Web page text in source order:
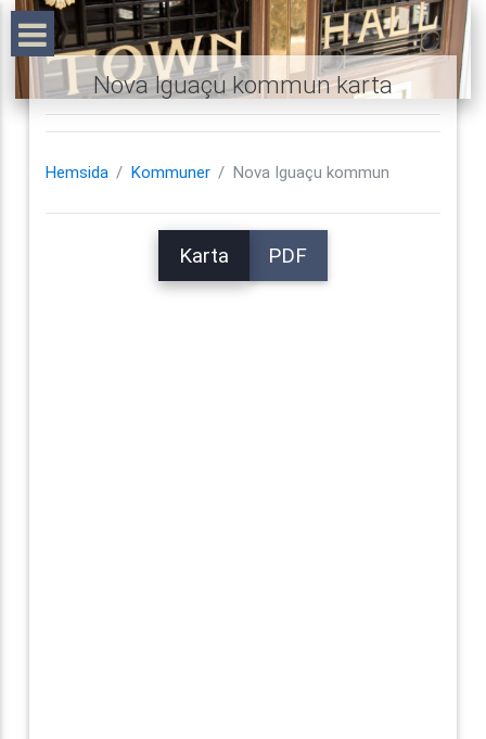
Nova Iguaçu kommun karta
Hemsida Kommuner Nova Iguaçu kommun
Karta PDF